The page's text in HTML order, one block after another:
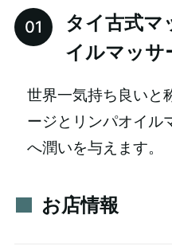
タイ古式マ
イルマッサ
世界一気持ち良いと
ージとリンパオイル
へ潤いを与えます。
お店情報